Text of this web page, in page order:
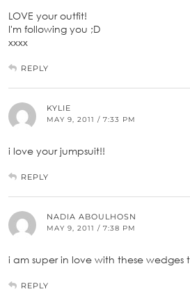
LOVE your outfit!
I'm following you ;D
xxxx
REPLY
KYLIE
MAY 9, 2011 / 7:33 PM
i love your jumpsuit!!
REPLY
NADIA ABOULHOSN
MAY 9, 2011 / 7:38 PM
i am super in love with these wedges
REPLY